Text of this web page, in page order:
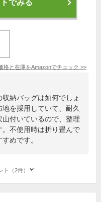
でみる
格と在庫をAmazonでチェック >>
納バッグは如何でしょ
を採用していて、耐久
付いているので、整理
不使用時は折り畳んで
めです。
ト（2件）